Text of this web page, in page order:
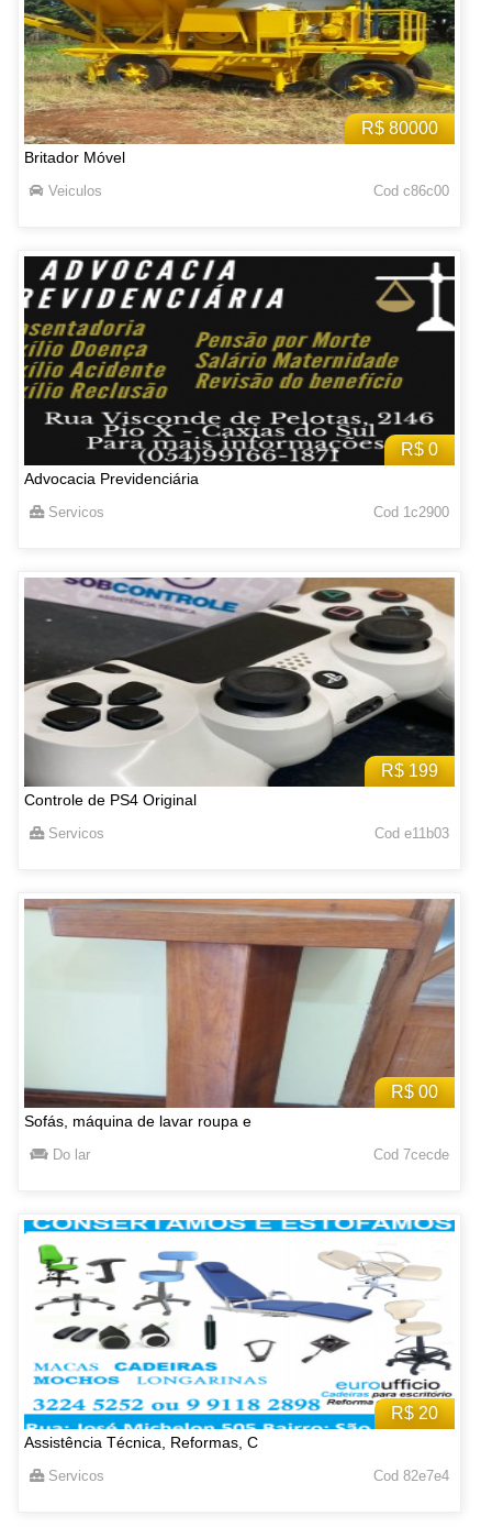
R$ 80000
Britador Móvel
Veiculos Cod c86c00
R$ 0
Advocacia Previdenciária
Servicos Cod 1c2900
R$ 199
Controle de PS4 Original
Servicos Cod e11b03
R$ 00
Sofás, máquina de lavar roupa e
Do lar Cod 7cecde
R$ 20
Assistência Técnica, Reformas, C
Servicos Cod 82e7e4